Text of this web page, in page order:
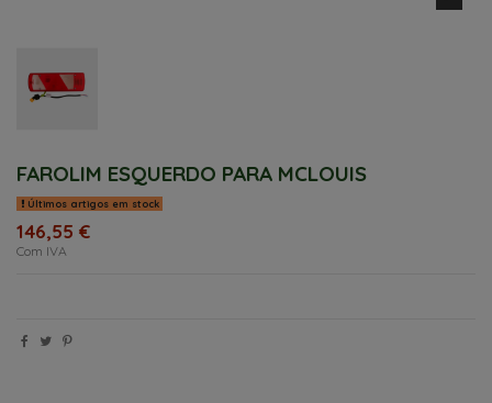
FAROLIM ESQUERDO PARA MCLOUIS
Últimos artigos em stock
146,55 €
Com IVA